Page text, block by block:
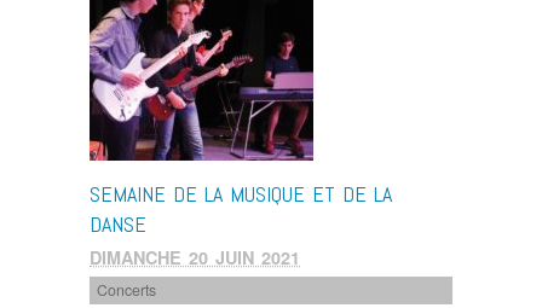
SEMAINE DE LA MUSIQUE ET DE LA
DANSE
DIMANCHE 20 JUIN 2021
Concerts